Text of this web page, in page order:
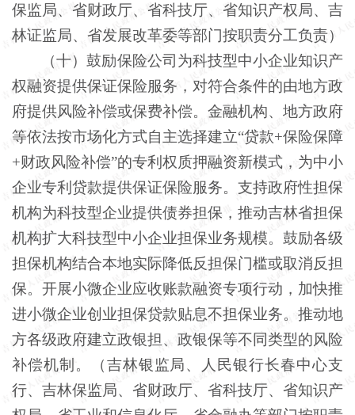
保监局、省财政厅、省科技厅、省知识产权局、吉
林证监局、省发展改革委等部门按职责分工负责）
（十）鼓励保险公司为科技型中小企业知识产
权融资提供保证保险服务，对符合条件的由地方政
府提供风险补偿或保费补偿。金融机构、地方政府
等依法按市场化方式自主选择建立“贷款+保险保障
+财政风险补偿”的专利权质押融资新模式，为中小
企业专利贷款提供保证保险服务。支持政府性担保
机构为科技型企业提供债券担保，推动吉林省担保
机构扩大科技型中小企业担保业务规模。鼓励各级
担保机构结合本地实际降低反担保门槛或取消反担
保。开展小微企业应收账款融资专项行动，加快推
进小微企业创业担保贷款贴息不担保业务。推动地
方各级政府建立政银担、政银保等不同类型的风险
补偿机制。（吉林银监局、人民银行长春中心支
行、吉林保监局、省财政厅、省科技厅、省知识产